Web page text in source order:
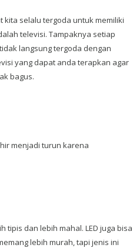
selalu tergoda untuk memiliki
televisi. Tampaknya setiap
langsung tergoda dengan
yang dapat anda terapkan agar
bagus.
menjadi turun karena
tipis dan lebih mahal. LED juga bisa
lebih murah, tapi jenis ini